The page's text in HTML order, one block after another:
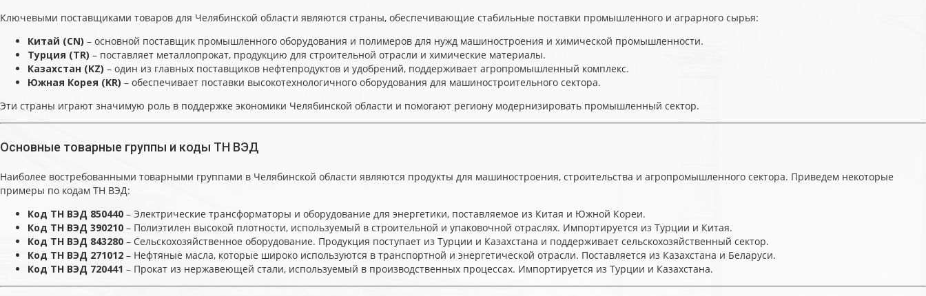
Ключевыми поставщиками товаров для Челябинской области являются страны, обеспечивающие стабильные поставки промышленного и аграрного сырья:
Китай (CN) – основной поставщик промышленного оборудования и полимеров для нужд машиностроения и химической промышленности.
Турция (TR) – поставляет металлопрокат, продукцию для строительной отрасли и химические материалы.
Казахстан (KZ) – один из главных поставщиков нефтепродуктов и удобрений, поддерживает агропромышленный комплекс.
Южная Корея (KR) – обеспечивает поставки высокотехнологичного оборудования для машиностроительного сектора.
Эти страны играют значимую роль в поддержке экономики Челябинской области и помогают региону модернизировать промышленный сектор.
Основные товарные группы и коды ТН ВЭД
Наиболее востребованными товарными группами в Челябинской области являются продукты для машиностроения, строительства и агропромышленного сектора. Приведем некоторые
примеры по кодам ТН ВЭД:
Код ТН ВЭД 850440 – Электрические трансформаторы и оборудование для энергетики, поставляемое из Китая и Южной Кореи.
Код ТН ВЭД 390210 – Полиэтилен высокой плотности, используемый в строительной и упаковочной отраслях. Импортируется из Турции и Китая.
Код ТН ВЭД 843280 – Сельскохозяйственное оборудование. Продукция поступает из Турции и Казахстана и поддерживает сельскохозяйственный сектор.
Код ТН ВЭД 271012 – Нефтяные масла, которые широко используются в транспортной и энергетической отрасли. Поставляется из Казахстана и Беларуси.
Код ТН ВЭД 720441 – Прокат из нержавеющей стали, используемый в производственных процессах. Импортируется из Турции и Казахстана.